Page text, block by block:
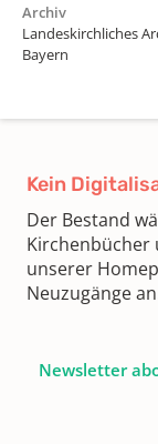
Archiv
Landeskirchliches
Bayern
Kein
Der Bestand
Kirchenbücher
unserer
Neuzugänge
Newsletter